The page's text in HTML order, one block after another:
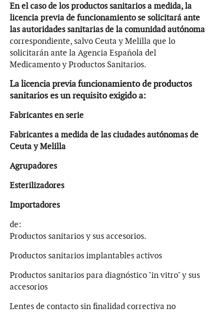
En el caso de los productos sanitarios a medida, la
licencia previa de funcionamiento se solicitará ante
las autoridades sanitarias de la comunidad autónoma
correspondiente, salvo Ceuta y Melilla que lo
solicitarán ante la Agencia Española del
Medicamento y Productos Sanitarios.
La licencia previa funcionamiento de productos
sanitarios es un requisito exigido a:
Fabricantes en serie
Fabricantes a medida de las ciudades autónomas de
Ceuta y Melilla
Agrupadores
Esterilizadores
Importadores
de:
Productos sanitarios y sus accesorios.
Productos sanitarios implantables activos
Productos sanitarios para diagnóstico "in vitro" y sus
accesorios
Lentes de contacto sin finalidad correctiva no